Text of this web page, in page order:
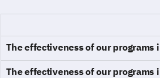
The effectiveness of our
The effectiveness of our